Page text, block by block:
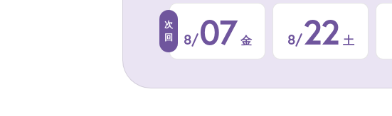
8/07 金 8/22 土